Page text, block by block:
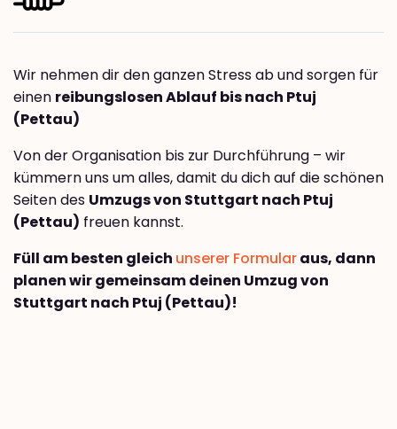
Wir nehmen dir den ganzen Stress ab und sorgen für
einen reibungslosen Ablauf bis nach Ptuj
(Pettau)
Von der Organisation bis zur Durchführung – wir
kümmern uns um alles, damit du dich auf die schönen
Seiten des Umzugs von Stuttgart nach Ptuj
(Pettau) freuen kannst.
Füll am besten gleich unserer Formularaus, dann
planen wir gemeinsam deinen Umzug von
Stuttgart nach Ptuj (Pettau)!